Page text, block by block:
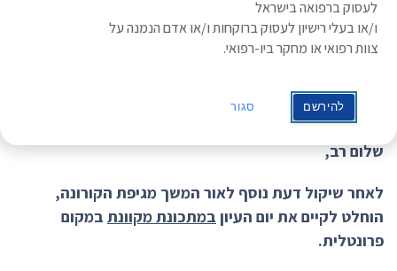
בנשים בהיריון בנושא: “אנדוקרינולוגיה
תאריך: 08/10/2021
שלום רב,
לאחר שיקול דעת נוסף לאור המשך מגיפת הקורונה,
הוחלט לקיים את יום העיון במתכונת מקוונת במקום
פרונטלית.
לעסוק ברפואה בישראל
ו/או בעלי רישיון לעסוק ברוקחות ו/או אדם הנמנה על
צוות רפואי או מחקר ביו-רפואי.
להירשם סגור